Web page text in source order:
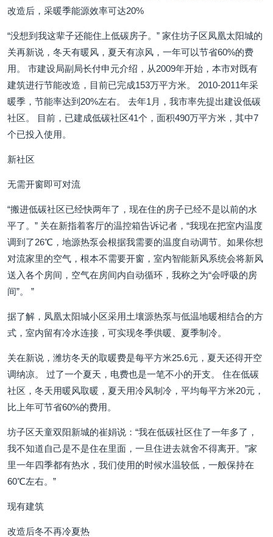
改造后，采暖季能源效率可达20%
“没想到我这辈子还能住上低碳房子。” 家住坊子区凤凰太阳城的
关再新说，冬天有暖风，夏天有凉风，一年可以节省60%的费
用。 市建设局副局长付申元介绍，从2009年开始，本市对既有
建筑进行节能改造，目前已完成153万平方米。 2010-2011年采
暖季，节能率达到20%左右。 去年1月，我市率先提出建设低碳
社区。 目前，已建成低碳社区41个，面积490万平方米，其中7
个已投入使用。
新社区
无需开窗即可对流
“搬进低碳社区已经快两年了，现在住的房子已经不是以前的水
平了。” 关在新指着客厅的温控箱告诉记者，“我现在把室内温度
调到了26℃，地源热泵会根据我需要的温度自动调节。如果你想
对流家里的空气，根本不需要开窗，室内智能新风系统会将新风
送入各个房间，空气在房间内自动循环，我称之为“会呼吸的房
间”。 ”
据了解，凤凰太阳城小区采用土壤源热泵与低温地暖相结合的方
式，室内留有冷水连接，可实现冬季供暖、夏季制冷。
关在新说，潍坊冬天的取暖费是每平方米25.6元，夏天还得开空
调纳凉。 过了一个夏天，电费也是一笔不小的开支。 住在低碳
社区，冬天用暖风取暖，夏天用冷风制冷，平均每平方米20元，
比上年可节省60%的费用。
坊子区天童双阳新城的崔娟说：“我在低碳社区住了一年多了，
我不知道自己是不是住在里面，一旦住进去就舍不得离开。”家
里一年四季都有热水，我们使用的时候水温较低，一般保持在
60℃左右。”
现有建筑
改造后冬不再冷夏热